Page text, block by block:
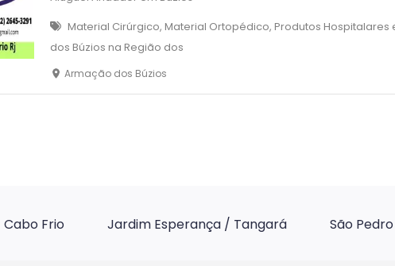
Material Cirúrgico, Material Ortopédico, Produtos Hospitalares
dos Búzios na Região dos
Armação dos Búzios
Cabo Frio Jardim Esperança / Tangará São